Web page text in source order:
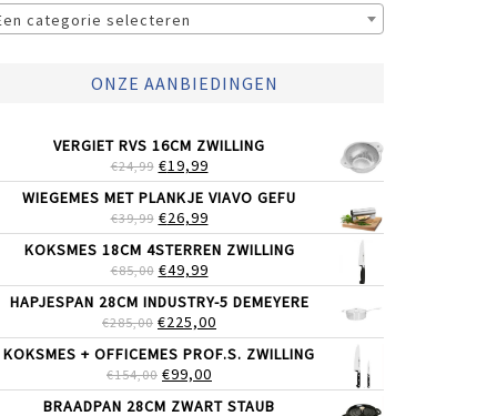
categorie selecteren
ONZE AANBIEDINGEN
VERGIET RVS 16CM ZWILLING
€24,99 OORSPRONKELIJKE
PRIJS
WAS:
€24,99.
€19,99HUIDIGE
PRIJS
IS:
€19,99.
WIEGEMES MET PLANKJE VIAVO GEFU
€39,99 OORSPRONKELIJKE
PRIJS
WAS:
€39,99.
€26,99HUIDIGE
PRIJS
IS:
€26,99.
KOKSMES 18CM 4STERREN ZWILLING
€85,00 OORSPRONKELIJKE
PRIJS
WAS:
€85,00.
€49,99HUIDIGE
PRIJS
IS:
€49,99.
HAPJESPAN 28CM INDUSTRY-5 DEMEYERE
€285,00 OORSPRONKELIJKE
PRIJS
WAS:
€285,00.
€225,00
PRIJS
IS:
KOKSMES + OFFICEMES PROF.S. ZWILLING
€154,00 OORSPRONKELIJKE
PRIJS
€99,00
PRIJS
BRAADPAN 28CM ZWART STAUB